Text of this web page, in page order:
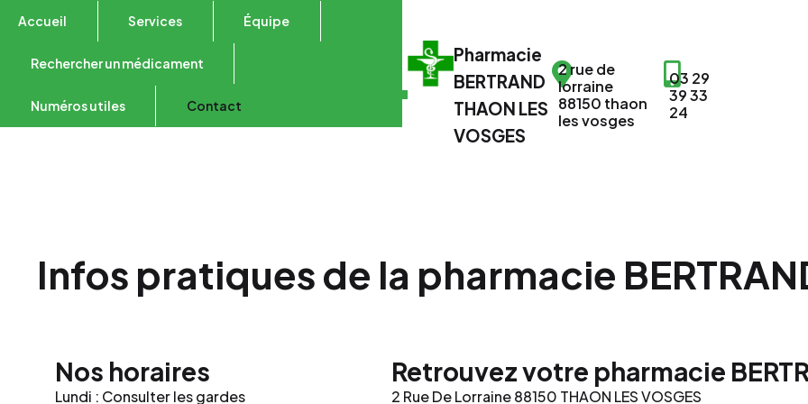
Pharmacie
BERTRAND
THAON LES
VOSGES
2 rue de
lorraine
88150 thaon
les vosges
03 29
39 33
24
Accueil Services Équipe
Rechercher un médicament
Numéros utiles Contact
Infos pratiques de la pharmacie
Nos horaires
Lundi : Consulter les gardes
Retrouvez votre pharmacie
2 Rue De Lorraine 88150 THAON LES VOSGES